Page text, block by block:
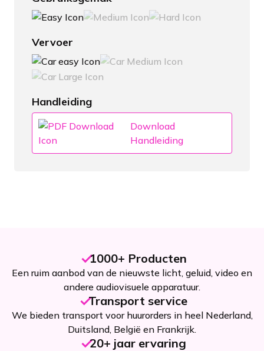
Vervoer
Handleiding
Download
Handleiding
1000+ Producten
Een ruim aanbod van de nieuwste licht, geluid, video en
andere audiovisuele apparatuur.
Transport service
We bieden transport voor huurorders in heel Nederland,
Duitsland, België en Frankrijk.
20+ jaar ervaring